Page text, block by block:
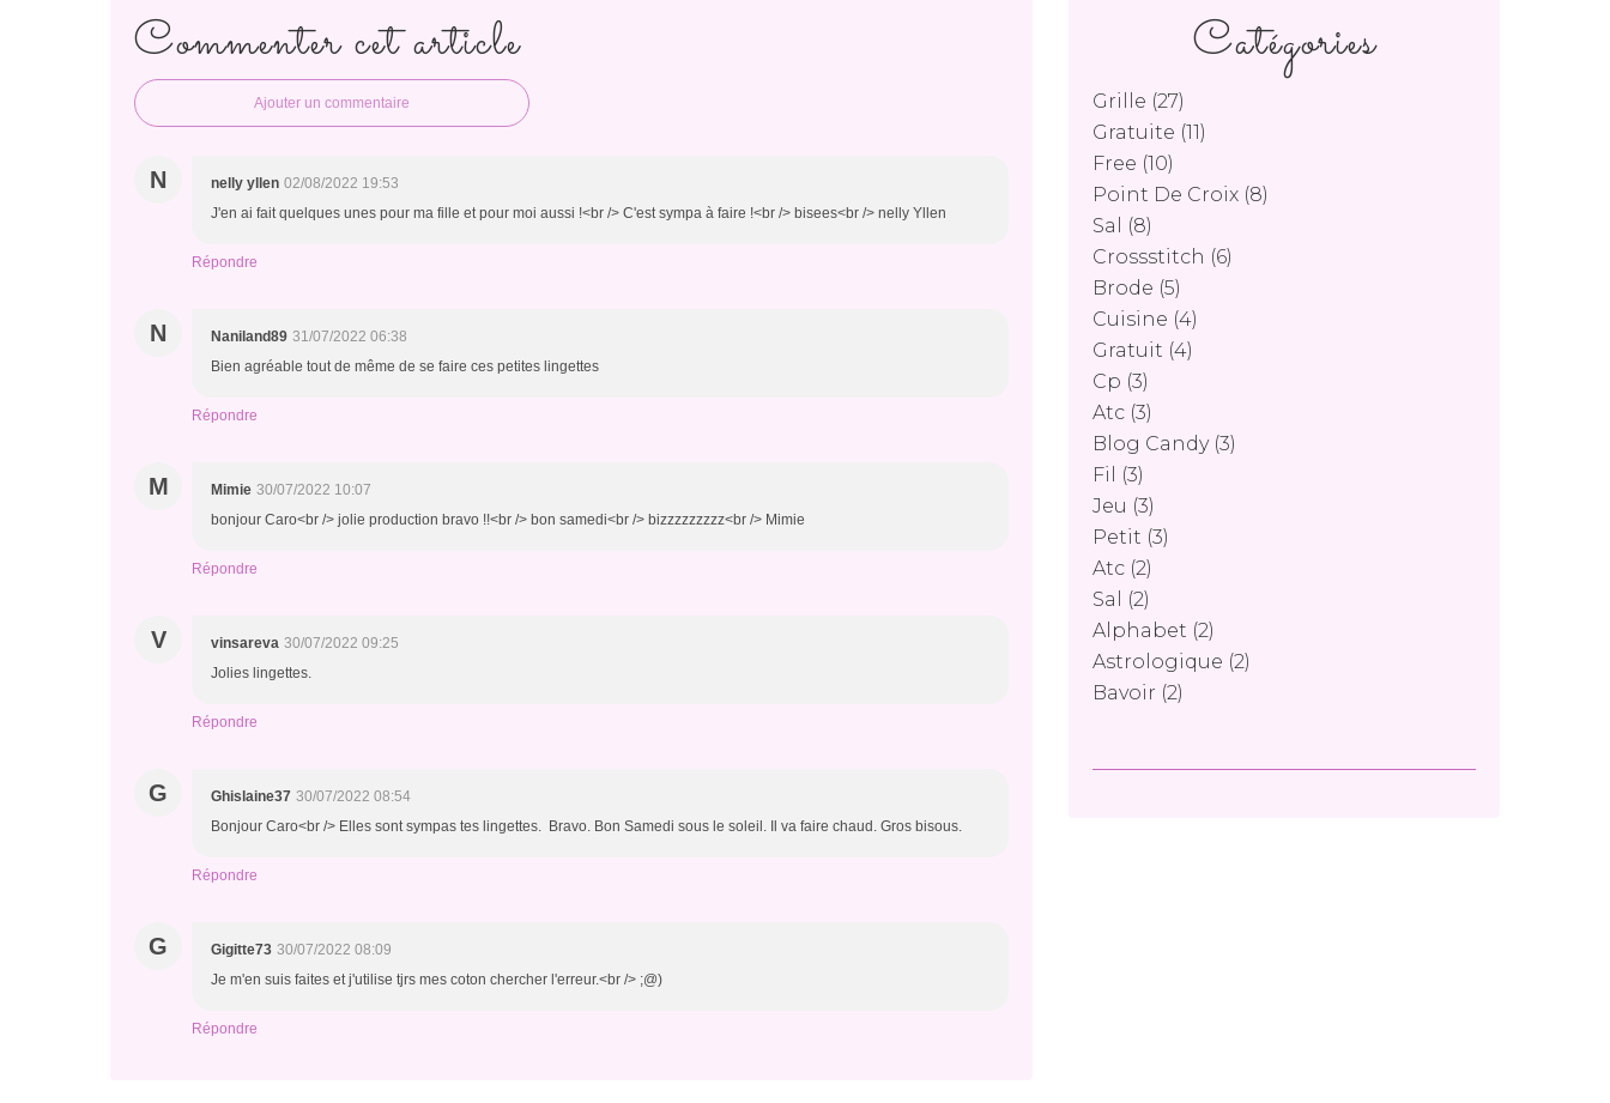
Commenter cet article
Ajouter un commentaire
N nelly yllen 02/08/2022 19:53
J'en ai fait quelques unes pour ma fille et pour moi aussi !<br /> C'est sympa à faire !<br /> bisees<br /> nelly Yllen
Répondre
N Naniland89 31/07/2022 06:38
Bien agréable tout de même de se faire ces petites lingettes
Répondre
M Mimie 30/07/2022 10:07
bonjour Caro<br /> jolie production bravo !!<br /> bon samedi<br /> bizzzzzzzzz<br /> Mimie
Répondre
V vinsareva 30/07/2022 09:25
Jolies lingettes.
Répondre
G Ghislaine37 30/07/2022 08:54
Bonjour Caro<br /> Elles sont sympas tes lingettes. Bravo. Bon Samedi sous le soleil. Il va faire chaud. Gros bisous.
Répondre
G Gigitte73 30/07/2022 08:09
Je m'en suis faites et j'utilise tjrs mes coton chercher l'erreur.<br /> ;@)
Répondre
Catégories
Grille (27)
Gratuite (11)
Free (10)
Point De Croix (8)
Sal
(8)
Crossstitch (6)
Brode (5)
Cuisine (4)
Gratuit (4)
Cp (3)
Atc (3)
Blog Candy(3)
Fil
(3)
Jeu (3)
Petit (3)
Atc (2)
Sal
(2)
Alphabet (2)
Astrologique (2)
Bavoir (2)